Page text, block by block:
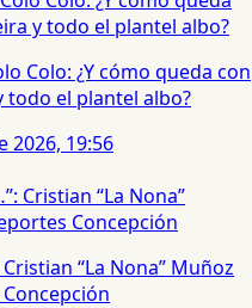
Colo: ¿Y cómo queda con
todo el plantel albo?
2026, 19:56
“La Nona” Muñoz